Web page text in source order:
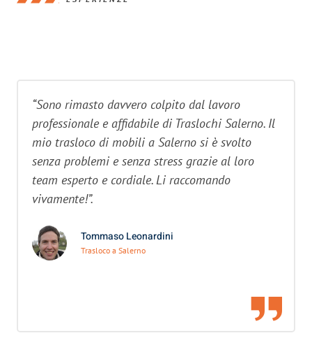
“Sono rimasto davvero colpito dal lavoro
professionale e affidabile di Traslochi Salerno. Il
mio trasloco di mobili a Salerno si è svolto
senza problemi e senza stress grazie al loro
team esperto e cordiale. Li raccomando
vivamente!”.
Tommaso Leonardini
Trasloco a Salerno